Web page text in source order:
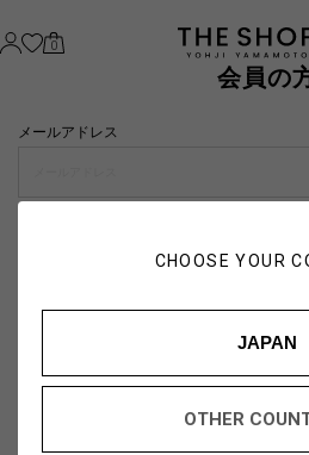
CHOOSE YOUR
JAPAN
OTHER
0
会員の
メールアドレス
こちら